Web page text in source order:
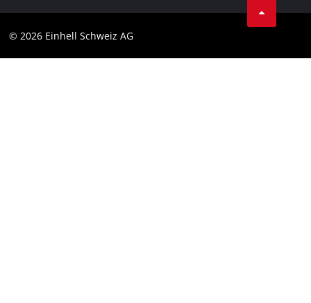
Impressum
© 2026 Einhell Schweiz AG